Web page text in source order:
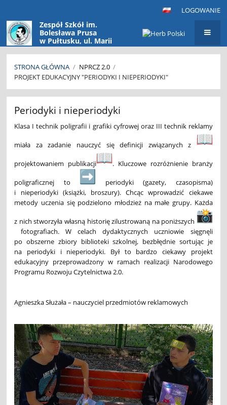
LOGOWANIE
Zespół Szkół im.
Bolesława Prusa
w Pułtusku, ul. Marii
Konopnickiej 9
06-100 Pułtusk
STRONA GŁÓWNA / NPRCZ 2.0 /
PROJEKT EDUKACYJNY "PERIODYKI I NIEPERIODYKI"
edukacyjny
"Periodyki
Periodyki i nieperiodyki
Klasa I technik poligrafii i grafiki cyfrowej oraz III technik reklamy
miała za zadanie nauczyć się definicji związanych z
projektowaniem publikacji . Kluczowe rozróżnienie branży
poligraficznej to
periodyki (gazety, czasopisma)
i nieperiodyki (książki, broszury). Chcąc wprowadzić ciekawe
metody uczenia się podzielono młodzież na małe grupy. Każda
z nich stworzyła własną historię zilustrowaną na poniższych
fotografiach. W celach dydaktycznych uczniowie sięgnęli
po obszerne zbiory biblioteki szkolnej, bezbłędnie sortując je
na periodyki i nieperiodyki. Był to bardzo ciekawy projekt
edukacyjny przeprowadzony w ramach realizacji Narodowego
Programu Rozwoju Czytelnictwa 2.0.
Agnieszka Służała – nauczyciel przedmiotów reklamowych